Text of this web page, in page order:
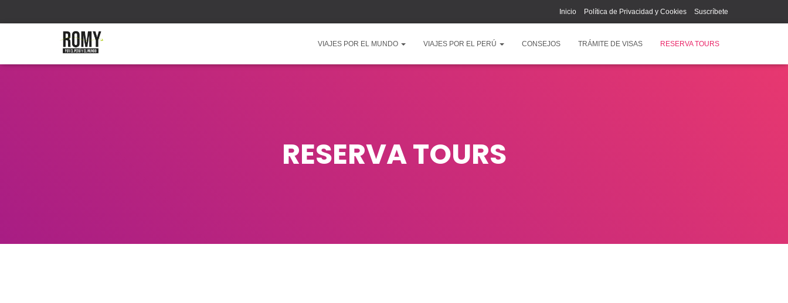
Inicio Política de Privacidad y Cookies Suscríbete
VIAJES POR EL MUNDO VIAJES POR EL PERÚ CONSEJOS TRÁMITE DE VISAS RESERVA TOURS
RESERVA TOURS